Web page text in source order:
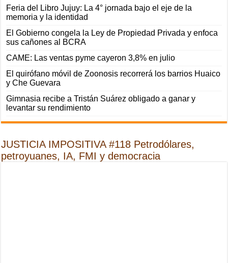
Feria del Libro Jujuy: La 4° jornada bajo el eje de la
memoria y la identidad
El Gobierno congela la Ley de Propiedad Privada y enfoca
sus cañones al BCRA
CAME: Las ventas pyme cayeron 3,8% en julio
El quirófano móvil de Zoonosis recorrerá los barrios Huaico
y Che Guevara
Gimnasia recibe a Tristán Suárez obligado a ganar y
levantar su rendimiento
JUSTICIA IMPOSITIVA #118 Petrodólares,
petroyuanes, IA, FMI y democracia